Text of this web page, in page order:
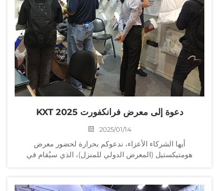
دعوة إلى معرض فرانكفورت KXT 2025
2025/01/14
أيها الشركاء الأعزاء، ندعوكم بحرارة لحضور معرض
هومتيكستيل (المعرض الدولي للمنزل)، الذي سيُقام في
الفراش عالي الجودة بما في ذلك المراتب...